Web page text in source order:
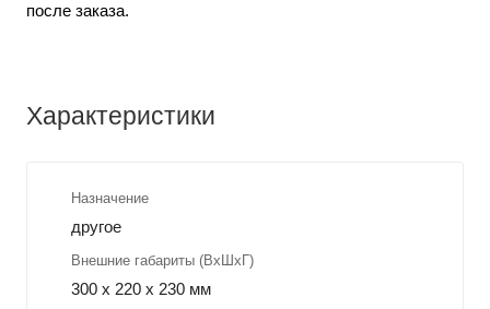
после заказа.
Характеристики
Назначение
другое
Внешние габариты (ВхШхГ)
300 x 220 x 230 мм